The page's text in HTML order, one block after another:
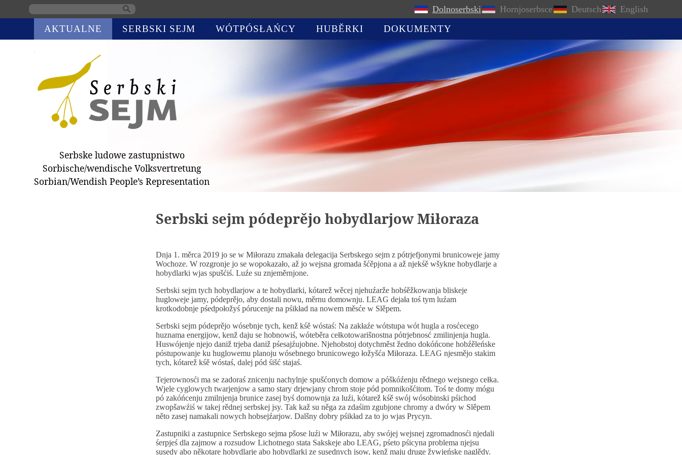
Dolnoserbski Hornjoserbsce Deutsch English
navigation
AKTUALNE SERBSKI SEJM WÓTPÓSŁAŃCY HUBĚRKI DOKUMENTY
Serbske ludowe zastupnistwo
Sorbische/wendische Volksvertretung
Sorbian/Wendish People’s Representation
Serbski sejm pódeprějo hobydlarjow Miłoraza
Dnja 1. měrca 2019 jo se w Miłorazu zmakała delegacija Serbskego sejm z pótrjefjonymi brunicoweje jamy
Wochoze. W rozgronje jo se wopokazało, až jo wejsna gromada šćěpjona a až njekśě wšykne hobydlarje a
hobydlarki wjas spušćiś. Luźe su znjeměrnjone.
Serbski sejm tych hobydlarjow a te hobydlarki, kótarež wěcej njehuźarže hobśěžkowanja bliskeje
hugloweje jamy, pódeprějo, aby dostali nowu, měrnu domownju. LEAG dejała toś tym luźam
krotkodobnje pśedpołožyś pórucenje na pśikład na nowem měsće w Slěpem.
Serbski sejm pódeprějo wósebnje tych, kenž kśě wóstaś: Na zakłaźe wótstupa wót hugla a rosćecego
huznama energijow, kenž daju se hobnowiś, wóteběra cełkotowarišnostna pótrjebnosć zmilinjenja hugla.
Huswójenje njejo daniž trjeba daniž pśesajźujobne. Njehobstoj dotychměst žedno dokóńcone hobźěleńske
póstupowanje ku huglowemu planoju wósebnego brunicowego łožyšća Miłoraza. LEAG njesmějo stakim
tych, kótarež kśě wóstaś, dalej pód śišć stajaś.
Tejerownosći ma se zadoraś znicenju nachylnje spušćonych domow a póškóźenju rědnego wejsnego cełka.
Wjele cyglowych twarjenjow a samo stary drjewjany chrom stoje pód pomnikošćitom. Toś te domy mógu
pó zakóńcenju zmilnjenja brunice zasej byś domownja za luźi, kótarež kśě swój wósobinski pśichod
zwopšawźiś w takej rědnej serbskej jsy. Tak kaž su něga za zdaśim zgubjone chromy a dwóry w Slěpem
něto zasej namakali nowych hobsejźarjow. Dalšny dobry pśikład za to jo wjas Prycyn.
Zastupniki a zastupnice Serbskego sejma pšose luźi w Miłorazu, aby swójej wejsnej zgromadnosći njedali
śerpjeś dla zajmow a rozsudow Lichotnego stata Sakskeje abo LEAG, pśeto pśicyna problema njejsu
susedy abo někotare hobydlarje abo hobydlarki ze susednych jsow, kenž maju druge žywjeńske naglědy.